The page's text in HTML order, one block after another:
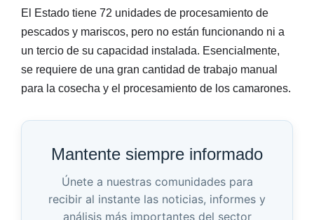
El Estado tiene 72 unidades de procesamiento de
pescados y mariscos, pero no están funcionando ni a
un tercio de su capacidad instalada. Esencialmente,
se requiere de una gran cantidad de trabajo manual
para la cosecha y el procesamiento de los camarones.
Mantente siempre informado
Únete a nuestras comunidades para
recibir al instante las noticias, informes y
análisis más importantes del sector